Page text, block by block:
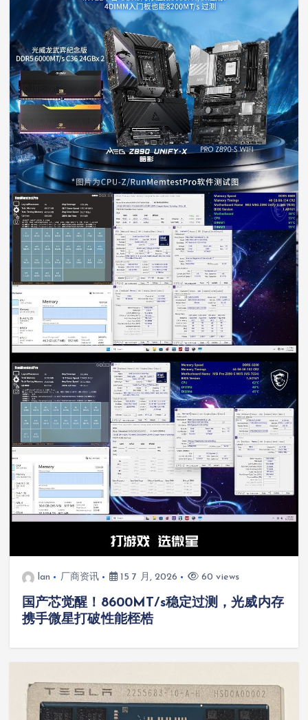
lan 厂商资讯 15 7 月, 2026 60 views
国产芯觉醒！8600MT/s稳定过测，光威内存
携手微星打破性能桎梏